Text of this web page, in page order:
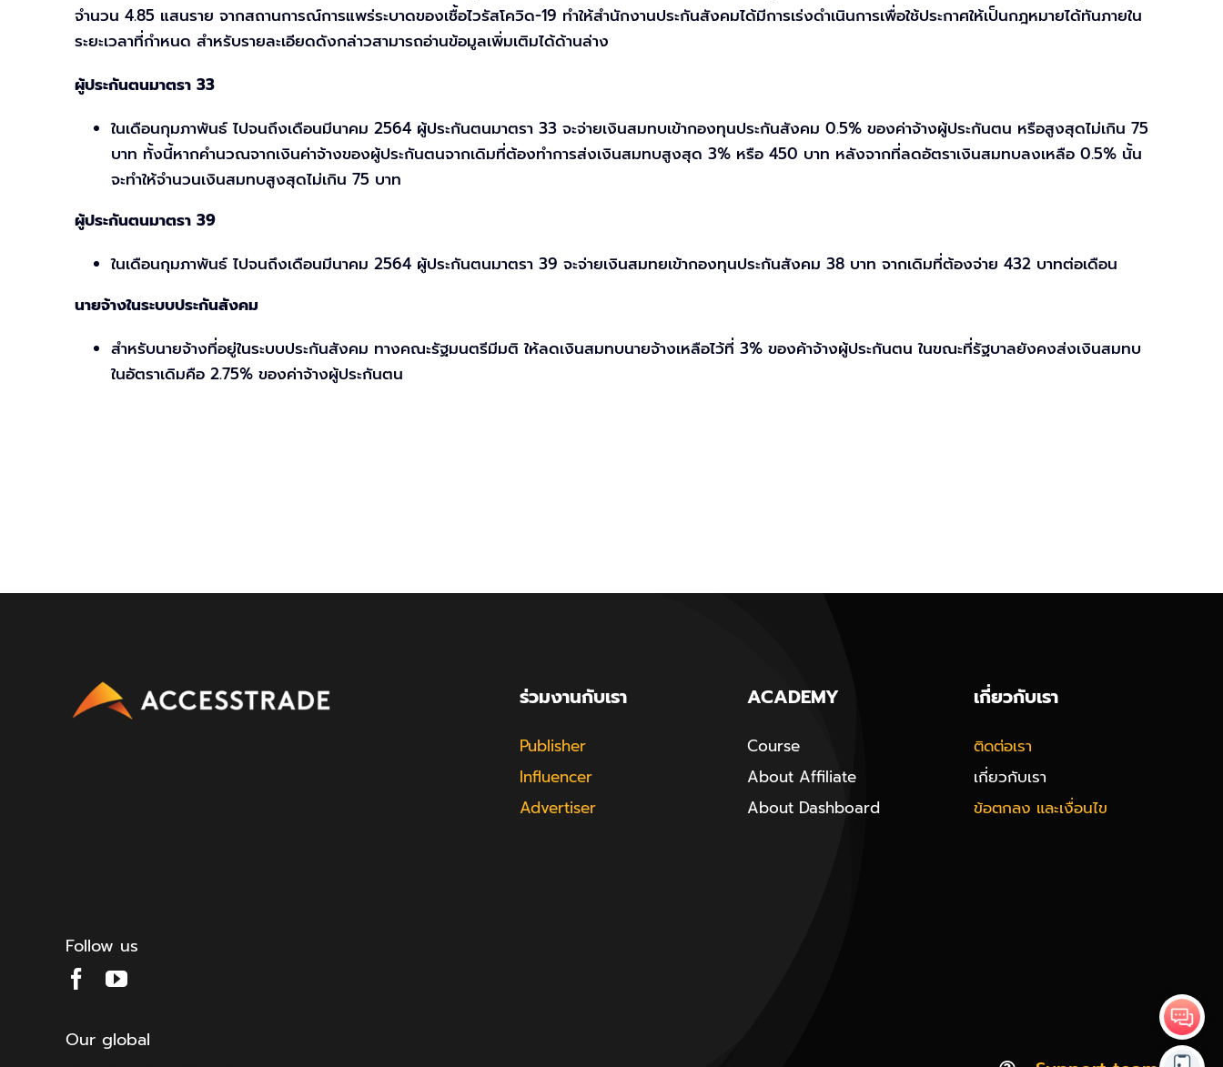
จำนวน 4.85 แสนราย จากสถานการณ์การแพร่ระบาดของเชื้อไวรัสโควิด-19 ทำให้สำนักงานประกันสังคมได้มีการเร่งดำเนินการเพื่อใช้ประกาศให้เป็นกฎหมายได้ทันภายใน
ระยะเวลาที่กำหนด สำหรับรายละเอียดดังกล่าวสามารถอ่านข้อมูลเพิ่มเติมได้ด้านล่าง
ผู้ประกันตนมาตรา 33
ในเดือนกุมภาพันธ์ ไปจนถึงเดือนมีนาคม 2564 ผู้ประกันตนมาตรา 33 จะจ่ายเงินสมทบเข้ากองทุนประกันสังคม 0.5% ของค่าจ้างผู้ประกันตน หรือสูงสุดไม่เกิน 75
บาท ทั้งนี้หากคำนวณจากเงินค่าจ้างของผู้ประกันตนจากเดิมที่ต้องทำการส่งเงินสมทบสูงสุด 3% หรือ 450 บาท หลังจากที่ลดอัตราเงินสมทบลงเหลือ 0.5% นั้น
จะทำให้จำนวนเงินสมทบสูงสุดไม่เกิน 75 บาท
ผู้ประกันตนมาตรา 39
ในเดือนกุมภาพันธ์ ไปจนถึงเดือนมีนาคม 2564 ผู้ประกันตนมาตรา 39 จะจ่ายเงินสมทยเข้ากองทุนประกันสังคม 38 บาท จากเดิมที่ต้องจ่าย 432 บาทต่อเดือน
นายจ้างในระบบประกันสังคม
สำหรับนายจ้างที่อยู่ในระบบประกันสังคม ทางคณะรัฐมนตรีมีมติ ให้ลดเงินสมทบนายจ้างเหลือไว้ที่ 3% ของค้าจ้างผู้ประกันตน ในขณะที่รัฐบาลยังคงส่งเงินสมทบ
ในอัตราเดิมคือ 2.75% ของค่าจ้างผู้ประกันตน
Follow us
ร่วมงานกับเรา
Publisher
Influencer
Advertiser
ACADEMY
Course
About Affiliate
About Dashboard
เกี่ยวกับเรา
ติดต่อเรา
เกี่ยวกับเรา
ข้อตกลง และเงื่อนไข
Our global